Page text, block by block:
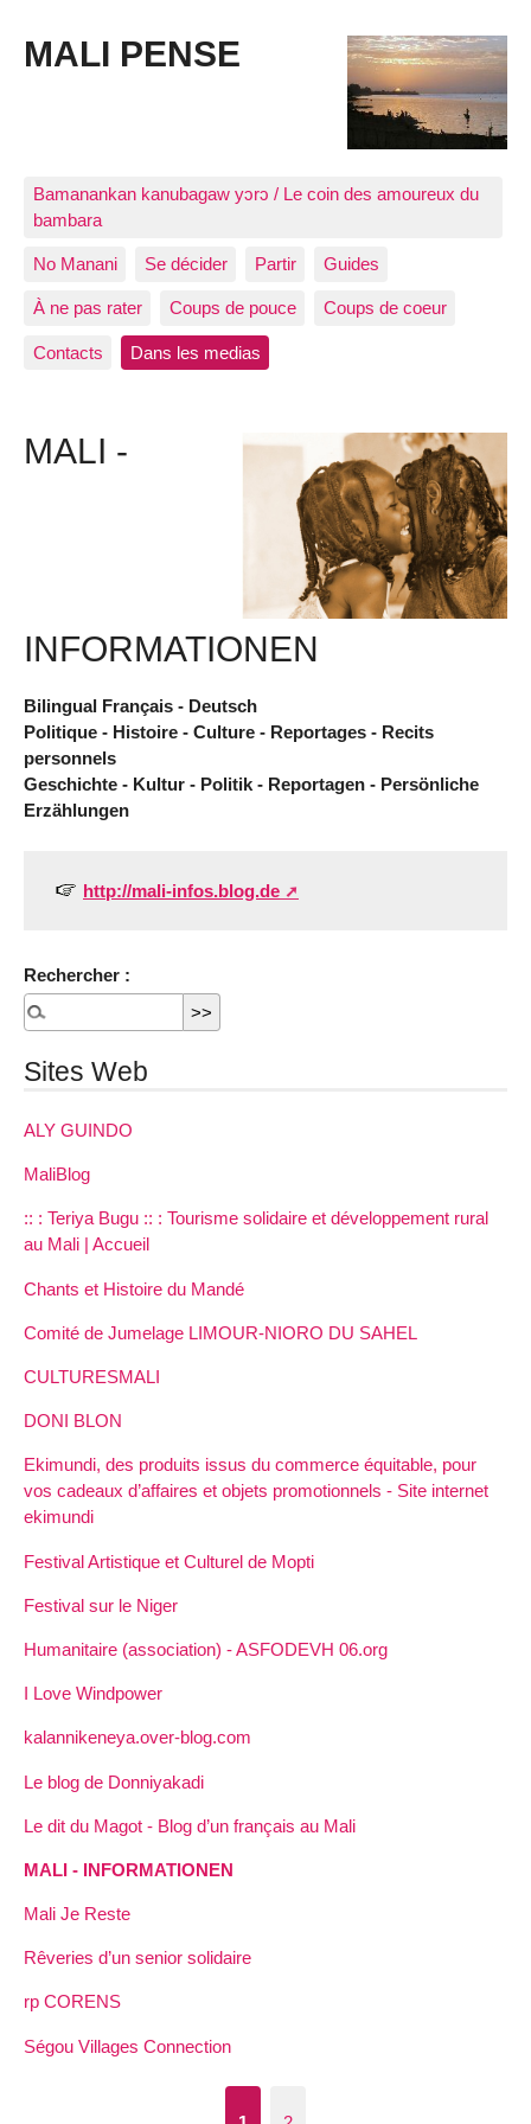
MALI PENSE
Bamanankan kanubagaw yɔrɔ / Le coin des amoureux du
bambara
No Manani Se décider Partir Guides
À ne pas rater Coups de pouce Coups de coeur
Contacts Dans les medias
MALI -
INFORMATIONEN
Bilingual Français - Deutsch
Politique - Histoire - Culture - Reportages - Recits
personnels
Geschichte - Kultur - Politik - Reportagen - Persönliche
Erzählungen
http://mali-infos.blog.de
Rechercher :
Sites Web
ALY GUINDO
MaliBlog
:: : Teriya Bugu :: : Tourisme solidaire et développement rural
au Mali | Accueil
Chants et Histoire du Mandé
Comité de Jumelage LIMOUR-NIORO DU SAHEL
CULTURESMALI
DONI BLON
Ekimundi, des produits issus du commerce équitable, pour
vos cadeaux d’affaires et objets promotionnels - Site internet
ekimundi
Festival Artistique et Culturel de Mopti
Festival sur le Niger
Humanitaire (association) - ASFODEVH 06.org
I Love Windpower
kalannikeneya.over-blog.com
Le blog de Donniyakadi
Le dit du Magot - Blog d’un français au Mali
MALI - INFORMATIONEN
Mali Je Reste
Rêveries d’un senior solidaire
rp CORENS
Ségou Villages Connection